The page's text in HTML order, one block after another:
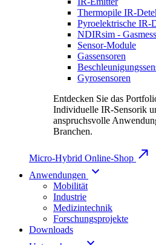
Thermopile IR-
Pyroelektrische IR-
NDIRsim -
Sensor-Module
Gassensoren
Gyrosensoren
Entdecken Sie das
Individuelle IR-Sensorik
anspruchsvolle
Branchen.
Micro-Hybrid Online-Shop
Anwendungen
Mobilität
Industrie
Medizintechnik
Forschungsprojekte
Downloads